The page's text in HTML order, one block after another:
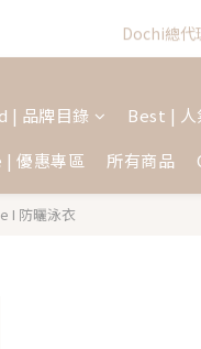
Dochi總
| 品牌目錄
Best | 人
| 優惠專區 所有商品
I 防曬泳衣